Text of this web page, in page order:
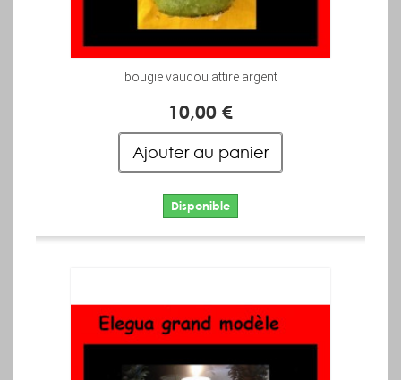
bougie vaudou attire argent
10,00 €
Ajouter au panier
Disponible